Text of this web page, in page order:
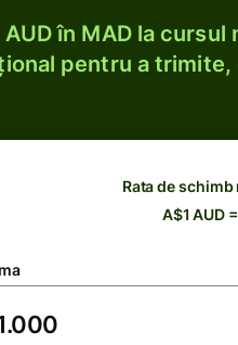
în MAD la
pentru a
Rata de
A$1 AUD